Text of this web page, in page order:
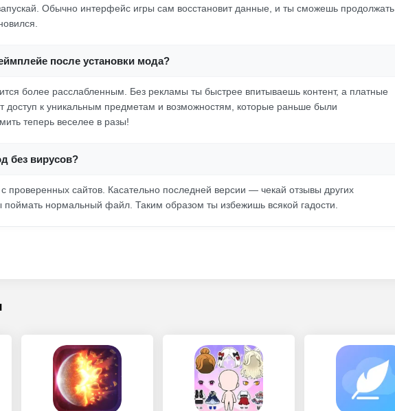
Обычно интерфейс игры сам восстановит данные, и ты сможешь продолжать
после установки мода?
более расслабленным. Без рекламы ты быстрее впитываешь контент, а платные
доступ к уникальным предметам и возможностям, которые раньше были
теперь веселее в разы!
без вирусов?
проверенных сайтов. Касательно последней версии — чекай отзывы других
поймать нормальный файл. Таким образом ты избежишь всякой гадости.